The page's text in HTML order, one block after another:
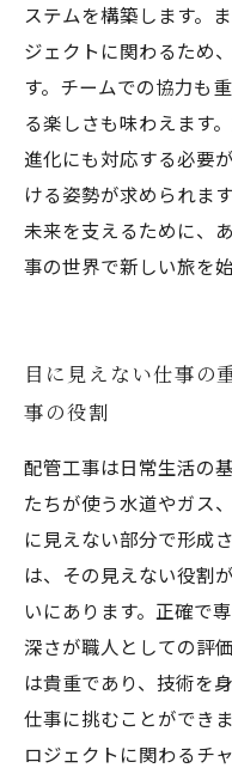
ステムを構築します。
ジェクトに関わるため
す。チームでの協力も
る楽しさも味わえます
進化にも対応する必要
ける姿勢が求められま
未来を支えるために、
事の世界で新しい旅を
目に見えない仕事の
事の役割
配管工事は日常生活の
たちが使う水道やガス
に見えない部分で形成
は、その見えない役割
いにあります。正確で
深さが職人としての評
は貴重であり、技術を
仕事に挑むことができ
ロジェクトに関わるチ